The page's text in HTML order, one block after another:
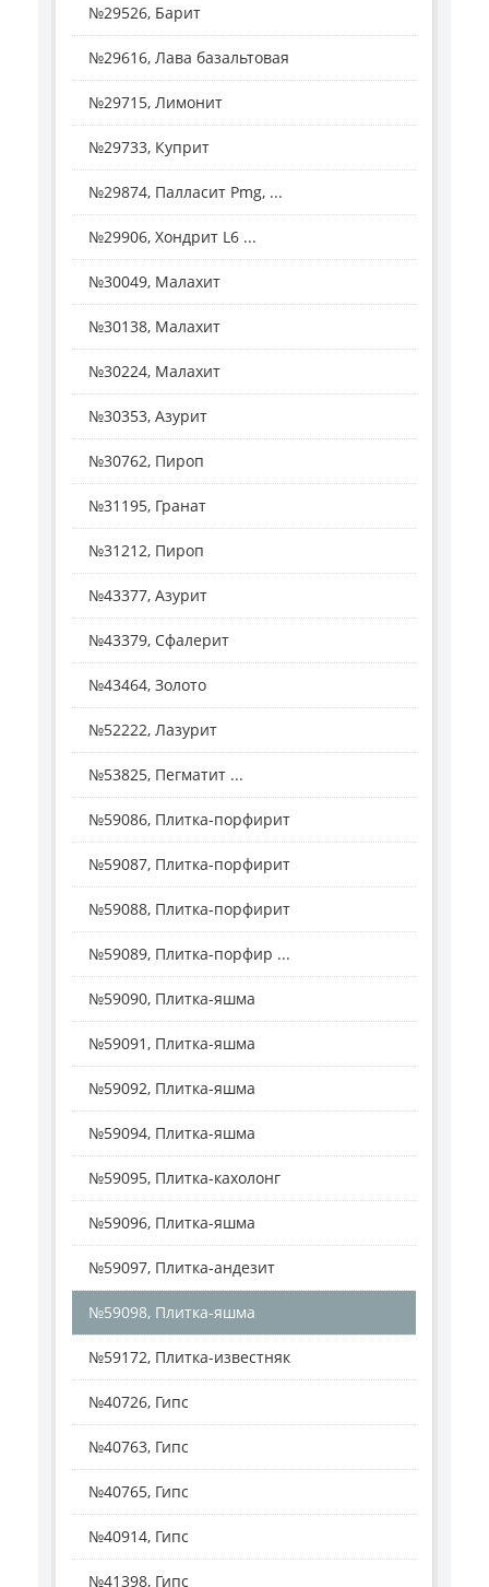
№29526, Барит
№29616, Лава базальтовая
№29715, Лимонит
№29733, Куприт
№29874, Палласит Pmg, ...
№29906, Хондрит L6 ...
№30049, Малахит
№30138, Малахит
№30224, Малахит
№30353, Азурит
№30762, Пироп
№31195, Гранат
№31212, Пироп
№43377, Азурит
№43379, Сфалерит
№43464, Золото
№52222, Лазурит
№53825, Пегматит ...
№59086, Плитка-порфирит
№59087, Плитка-порфирит
№59088, Плитка-порфирит
№59089, Плитка-порфир ...
№59090, Плитка-яшма
№59091, Плитка-яшма
№59092, Плитка-яшма
№59094, Плитка-яшма
№59095, Плитка-кахолонг
№59096, Плитка-яшма
№59097, Плитка-андезит
№59098, Плитка-яшма
№59172, Плитка-известняк
№40726, Гипс
№40763, Гипс
№40765, Гипс
№40914, Гипс
№41398, Гипс